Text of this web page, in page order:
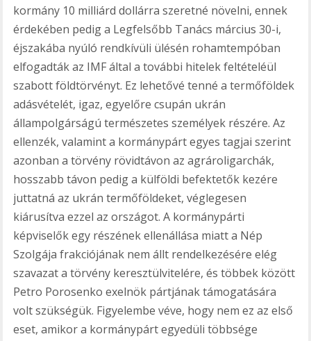
kormány 10 milliárd dollárra szeretné növelni, ennek
érdekében pedig a Legfelsőbb Tanács március 30-i,
éjszakába nyúló rendkívüli ülésén rohamtempóban
elfogadták az IMF által a további hitelek feltételéül
szabott földtörvényt. Ez lehetővé tenné a termőföldek
adásvételét, igaz, egyelőre csupán ukrán
állampolgárságú természetes személyek részére. Az
ellenzék, valamint a kormánypárt egyes tagjai szerint
azonban a törvény rövidtávon az agrároligarchák,
hosszabb távon pedig a külföldi befektetők kezére
juttatná az ukrán termőföldeket, véglegesen
kiárusítva ezzel az országot. A kormánypárti
képviselők egy részének ellenállása miatt a Nép
Szolgája frakciójának nem állt rendelkezésére elég
szavazat a törvény keresztülvitelére, és többek között
Petro Porosenko exelnök pártjának támogatására
volt szükségük. Figyelembe véve, hogy nem ez az első
eset, amikor a kormánypárt egyedüli többsége